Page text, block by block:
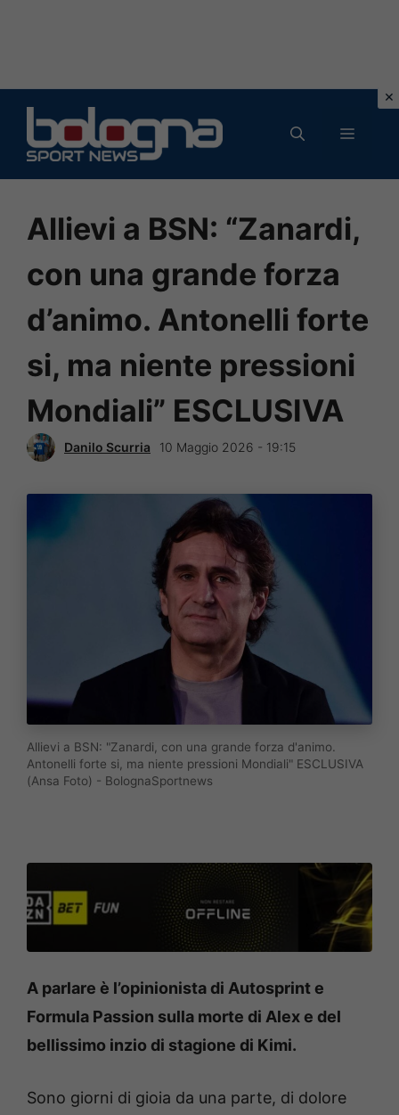
contenuto
MENU
Allievi a BSN: “Zanardi,
con una grande forza
d’animo. Antonelli forte
si, ma niente pressioni
Mondiali” ESCLUSIVA
Danilo Scurria 10 Maggio 2026 - 19:15
Allievi a BSN: "Zanardi, con una grande forza d'animo.
Antonelli forte si, ma niente pressioni Mondiali" ESCLUSIVA
(Ansa Foto) - BolognaSportnews
A parlare è l’opinionista di Autosprint e
Formula Passion sulla morte di Alex e del
bellissimo inzio di stagione di Kimi.
Sono giorni di gioia da una parte, di dolore